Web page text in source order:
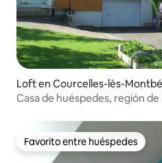
Loft en Courcelles-lès-
Casa de
Favorito entre huéspedes
Favorito entre huéspedes